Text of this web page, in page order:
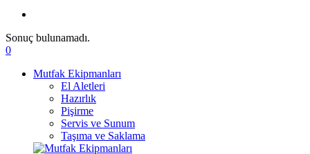
Sonuç bulunamadı.
0
Mutfak Ekipmanları
El Aletleri
Hazırlık
Pişirme
Servis ve Sunum
Taşıma ve Saklama